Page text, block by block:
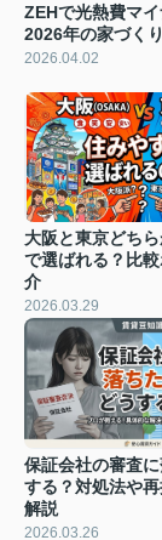
ZEHで光熱費マ
2026年の家づく
2026.04.02
大阪と東京どち
で選ばれる？比
介
2026.03.29
保証会社の審査
する？対処法や
解説
2026.03.26